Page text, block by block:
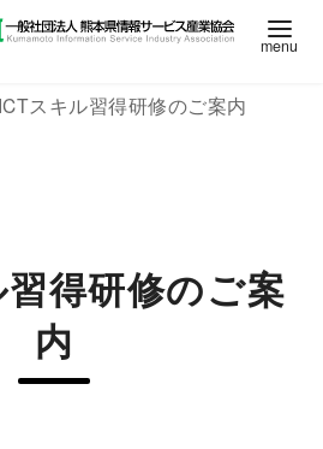
ICTスキル習得研修のご案内
得研修のご案
内